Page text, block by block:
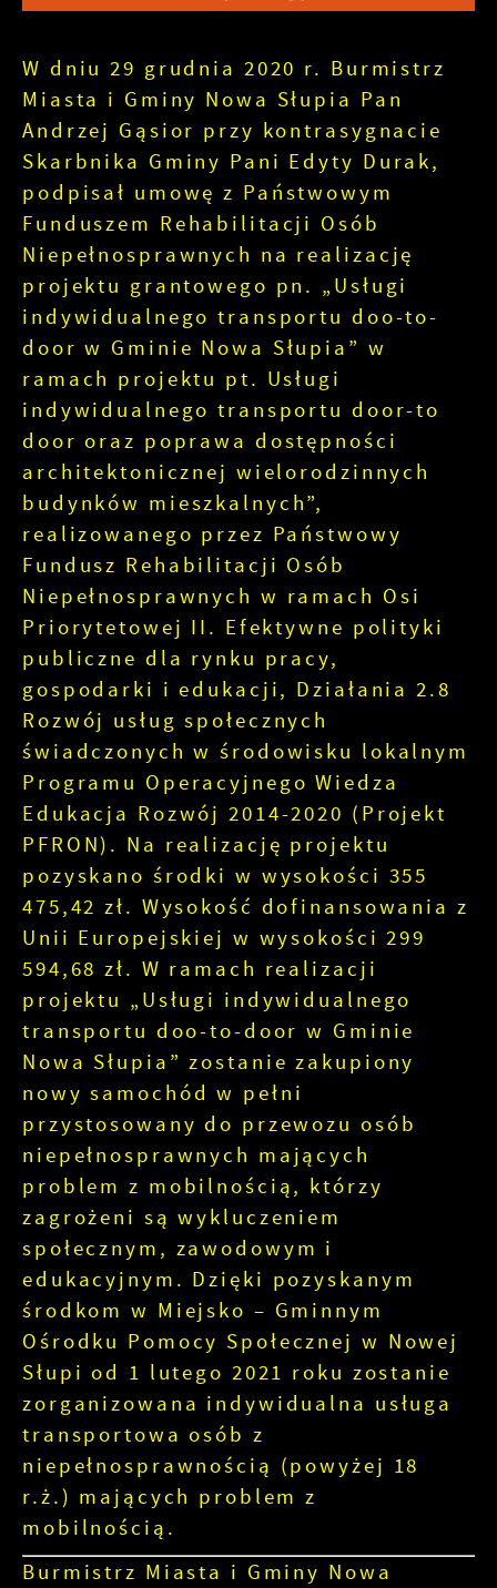
W dniu 29 grudnia 2020 r. Burmistrz
Miasta i Gminy Nowa Słupia Pan
Andrzej Gąsior przy kontrasygnacie
Skarbnika Gminy Pani Edyty Durak,
podpisał umowę z Państwowym
Funduszem Rehabilitacji Osób
Niepełnosprawnych na realizację
projektu grantowego pn. „Usługi
indywidualnego transportu doo-to-
door w Gminie Nowa Słupia” w
ramach projektu pt. Usługi
indywidualnego transportu door-to
door oraz poprawa dostępności
architektonicznej wielorodzinnych
budynków mieszkalnych”,
realizowanego przez Państwowy
Fundusz Rehabilitacji Osób
Niepełnosprawnych w ramach Osi
Priorytetowej II. Efektywne polityki
publiczne dla rynku pracy,
gospodarki i edukacji, Działania 2.8
Rozwój usług społecznych
świadczonych w środowisku lokalnym
Programu Operacyjnego Wiedza
Edukacja Rozwój 2014-2020 (Projekt
PFRON). Na realizację projektu
pozyskano środki w wysokości 355
475,42 zł. Wysokość dofinansowania z
Unii Europejskiej w wysokości 299
594,68 zł. W ramach realizacji
projektu „Usługi indywidualnego
transportu doo-to-door w Gminie
Nowa Słupia” zostanie zakupiony
nowy samochód w pełni
przystosowany do przewozu osób
niepełnosprawnych mających
problem z mobilnością, którzy
zagrożeni są wykluczeniem
społecznym, zawodowym i
edukacyjnym. Dzięki pozyskanym
środkom w Miejsko – Gminnym
Ośrodku Pomocy Społecznej w Nowej
Słupi od 1 lutego 2021 roku zostanie
zorganizowana indywidualna usługa
transportowa osób z
niepełnosprawnością (powyżej 18
r.ż.) mających problem z
mobilnością.
Burmistrz Miasta i Gminy Nowa